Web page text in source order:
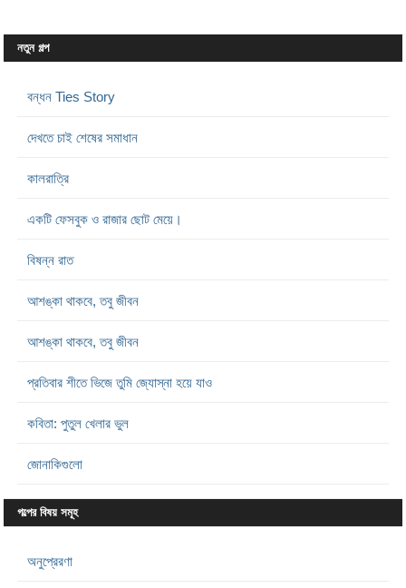
নতুন গল্প
বন্ধন Ties Story
দেখতে চাই শেষের সমাধান
কালরাত্রি
একটি ফেসবুক ও রাজার ছোট মেয়ে।
বিষন্ন রাত
আশঙ্কা থাকবে, তবু জীবন
আশঙ্কা থাকবে, তবু জীবন
প্রতিবার শীতে ভিজে তুমি জ্যোস্না হয়ে যাও
কবিতা: পুতুল খেলার ভুল
জোনাকিগুলো
গল্পের বিষয় সমূহ
অনুপ্রেরণা